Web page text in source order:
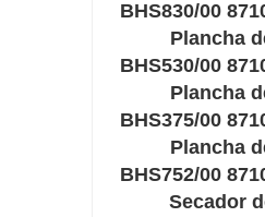
BHS830/00
Plancha
BHS530/00
Plancha
BHS375/00
Plancha
BHS752/00
Secador